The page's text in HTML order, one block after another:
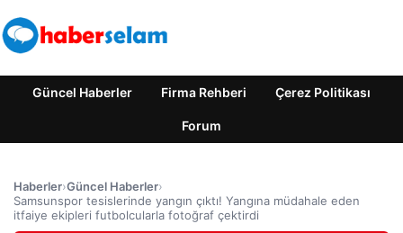
Güncel Haberler Firma Rehberi Çerez Politikası
Forum
Haberler›Güncel Haberler›
Samsunspor tesislerinde yangın çıktı! Yangına müdahale eden
itfaiye ekipleri futbolcularla fotoğraf çektirdi